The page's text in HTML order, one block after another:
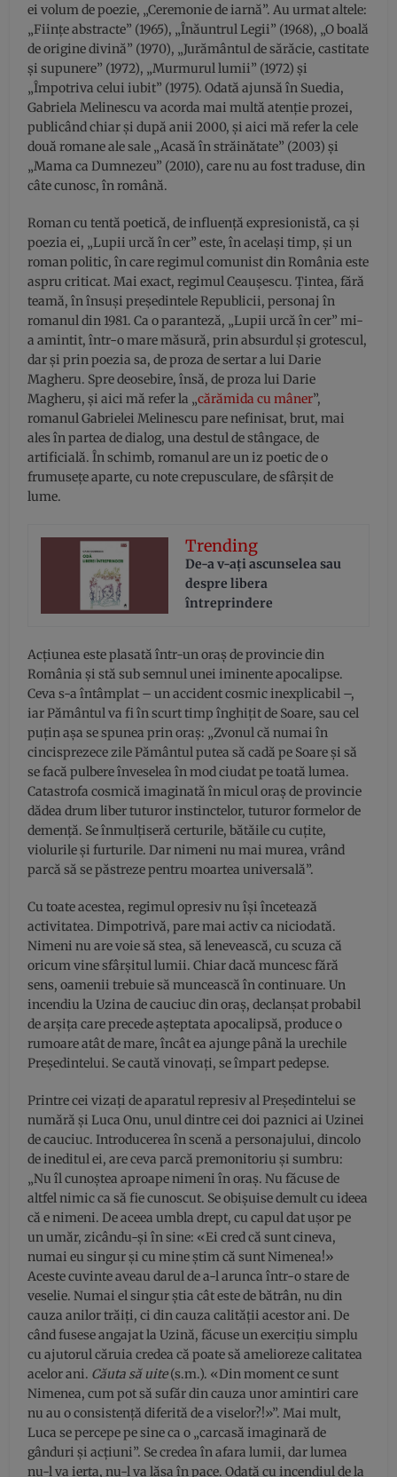
ei volum de poezie, „Ceremonie de iarnă”. Au urmat altele:
„Ființe abstracte” (1965), „Înăuntrul Legii” (1968), „O boală
de origine divină” (1970), „Jurământul de sărăcie, castitate
și supunere” (1972), „Murmurul lumii” (1972) și
„Împotriva celui iubit” (1975). Odată ajunsă în Suedia,
Gabriela Melinescu va acorda mai multă atenție prozei,
publicând chiar și după anii 2000, și aici mă refer la cele
două romane ale sale „Acasă în străinătate” (2003) și
„Mama ca Dumnezeu” (2010), care nu au fost traduse, din
câte cunosc, în română.
Roman cu tentă poetică, de influență expresionistă, ca și
poezia ei, „Lupii urcă în cer” este, în același timp, și un
roman politic, în care regimul comunist din România este
aspru criticat. Mai exact, regimul Ceaușescu. Țintea, fără
teamă, în însuși președintele Republicii, personaj în
romanul din 1981. Ca o paranteză, „Lupii urcă în cer” mi-
a amintit, într-o mare măsură, prin absurdul și grotescul,
dar și prin poezia sa, de proza de sertar a lui Darie
Magheru. Spre deosebire, însă, de proza lui Darie
Magheru, și aici mă refer la „cărămida cu mâner”,
romanul Gabrielei Melinescu pare nefinisat, brut, mai
ales în partea de dialog, una destul de stângace, de
artificială. În schimb, romanul are un iz poetic de o
frumusețe aparte, cu note crepusculare, de sfârșit de
lume.
Trending
De-a v-aţi ascunselea sau
despre libera
întreprindere
Acțiunea este plasată într-un oraș de provincie din
România și stă sub semnul unei iminente apocalipse.
Ceva s-a întâmplat – un accident cosmic inexplicabil –,
iar Pământul va fi în scurt timp înghițit de Soare, sau cel
puțin așa se spunea prin oraș: „Zvonul că numai în
cincisprezece zile Pământul putea să cadă pe Soare și să
se facă pulbere înveselea în mod ciudat pe toată lumea.
Catastrofa cosmică imaginată în micul oraș de provincie
dădea drum liber tuturor instinctelor, tuturor formelor de
demență. Se înmulțiseră certurile, bătăile cu cuțite,
violurile și furturile. Dar nimeni nu mai murea, vrând
parcă să se păstreze pentru moartea universală”.
Cu toate acestea, regimul opresiv nu își încetează
activitatea. Dimpotrivă, pare mai activ ca niciodată.
Nimeni nu are voie să stea, să lenevească, cu scuza că
oricum vine sfârșitul lumii. Chiar dacă muncesc fără
sens, oamenii trebuie să muncească în continuare. Un
incendiu la Uzina de cauciuc din oraș, declanșat probabil
de arșița care precede așteptata apocalipsă, produce o
rumoare atât de mare, încât ea ajunge până la urechile
Președintelui. Se caută vinovați, se împart pedepse.
Printre cei vizați de aparatul represiv al Președintelui se
numără și Luca Onu, unul dintre cei doi paznici ai Uzinei
de cauciuc. Introducerea în scenă a personajului, dincolo
de ineditul ei, are ceva parcă premonitoriu și sumbru:
„Nu îl cunoștea aproape nimeni în oraș. Nu făcuse de
altfel nimic ca să fie cunoscut. Se obișuise demult cu ideea
că e nimeni. De aceea umbla drept, cu capul dat ușor pe
un umăr, zicându-și în sine: «Ei cred că sunt cineva,
numai eu singur și cu mine știm că sunt Nimenea!»
Aceste cuvinte aveau darul de a-l arunca într-o stare de
veselie. Numai el singur știa cât este de bătrân, nu din
cauza anilor trăiți, ci din cauza calității acestor ani. De
când fusese angajat la Uzină, făcuse un exercițiu simplu
cu ajutorul căruia credea că poate să amelioreze calitatea
acelor ani. Căuta să uite(s.m.). «Din moment ce sunt
Nimenea, cum pot să sufăr din cauza unor amintiri care
nu au o consistență diferită de a viselor?!»”. Mai mult,
Luca se percepe pe sine ca o „carcasă imaginară de
gânduri și acțiuni”. Se credea în afara lumii, dar lumea
nu-l va ierta, nu-l va lăsa în pace. Odată cu incendiul de la